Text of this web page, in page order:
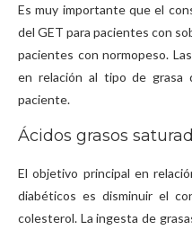
Es muy importante que el
del GET para pacientes con
pacientes con normopeso.
en relación al tipo de grasa
paciente.
Ácidos grasos
El objetivo principal en
diabéticos es disminuir el
colesterol. La ingesta de